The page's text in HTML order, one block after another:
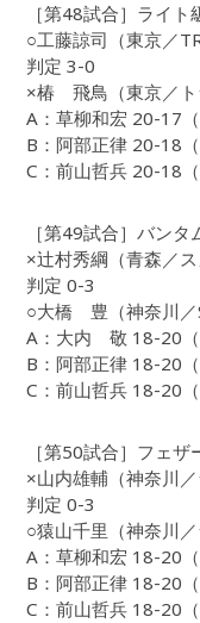
［第48試合］ライ
○工藤諒司（東京／
判定 3-0
×椿 飛鳥（東京／ト
A：草柳和宏 20-17
B：阿部正律 20-18
C：前山哲兵 20-18
［第49試合］バン
×辻村秀綱（青森／ス
判定 0-3
○大橋 豊（神奈川／
A：大内 敬 18-20（
B：阿部正律 18-20
C：前山哲兵 18-20
［第50試合］フェ
×山内雄輔（神奈川／
判定 0-3
○猿山千里（神奈川／
A：草柳和宏 18-20
B：阿部正律 18-20
C：前山哲兵 18-20